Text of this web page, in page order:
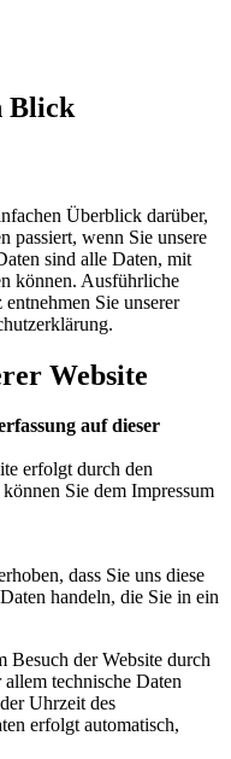
Blick
Überblick darüber,
passiert, wenn Sie unsere
sind alle Daten, mit
können. Ausführliche
Sie unserer
Website
auf dieser
erfolgt durch den
Sie dem Impressum
dass Sie uns diese
handeln, die Sie in ein
Besuch der Website durch
technische Daten
Uhrzeit des
erfolgt automatisch,